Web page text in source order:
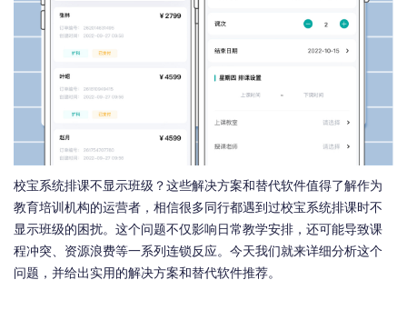
校宝系统排课不显示班级？这些解决方案和替代软件值得了解作为
教育培训机构的运营者，相信很多同行都遇到过校宝系统排课时不
显示班级的困扰。这个问题不仅影响日常教学安排，还可能导致课
程冲突、资源浪费等一系列连锁反应。今天我们就来详细分析这个
问题，并给出实用的解决方案和替代软件推荐。